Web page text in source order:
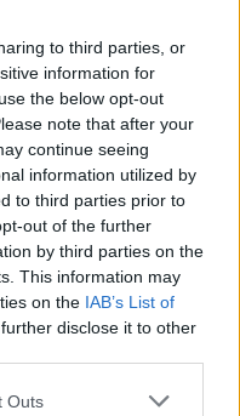
to third parties, or
information for
the below opt-out
note that after your
continue seeing
information utilized by
to third parties prior to
out of the further
by third parties on the
This information may
on the IAB’s List of
disclose it to other
Outs
del
A
(10-6) –
(38’ st Mamo),
Silva Soria,